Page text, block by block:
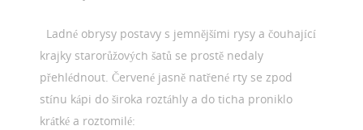
Ladné obrysy postavy s jemnějšími rysy a čouhající
krajky starorůžových šatů se prostě nedaly
přehlédnout. Červené jasně natřené rty se zpod
stínu kápi do široka roztáhly a do ticha proniklo
krátké a roztomilé: